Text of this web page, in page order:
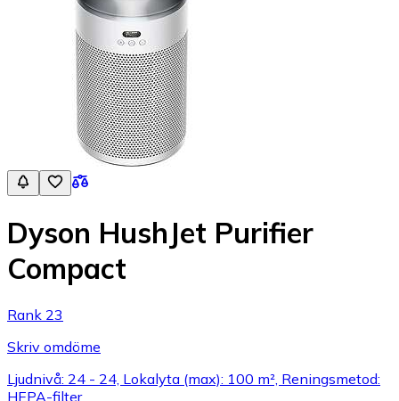
Dyson HushJet Purifier
Compact
Rank 23
Skriv omdöme
Ljudnivå: 24 - 24, Lokalyta (max): 100 m², Reningsmetod:
HEPA-filter